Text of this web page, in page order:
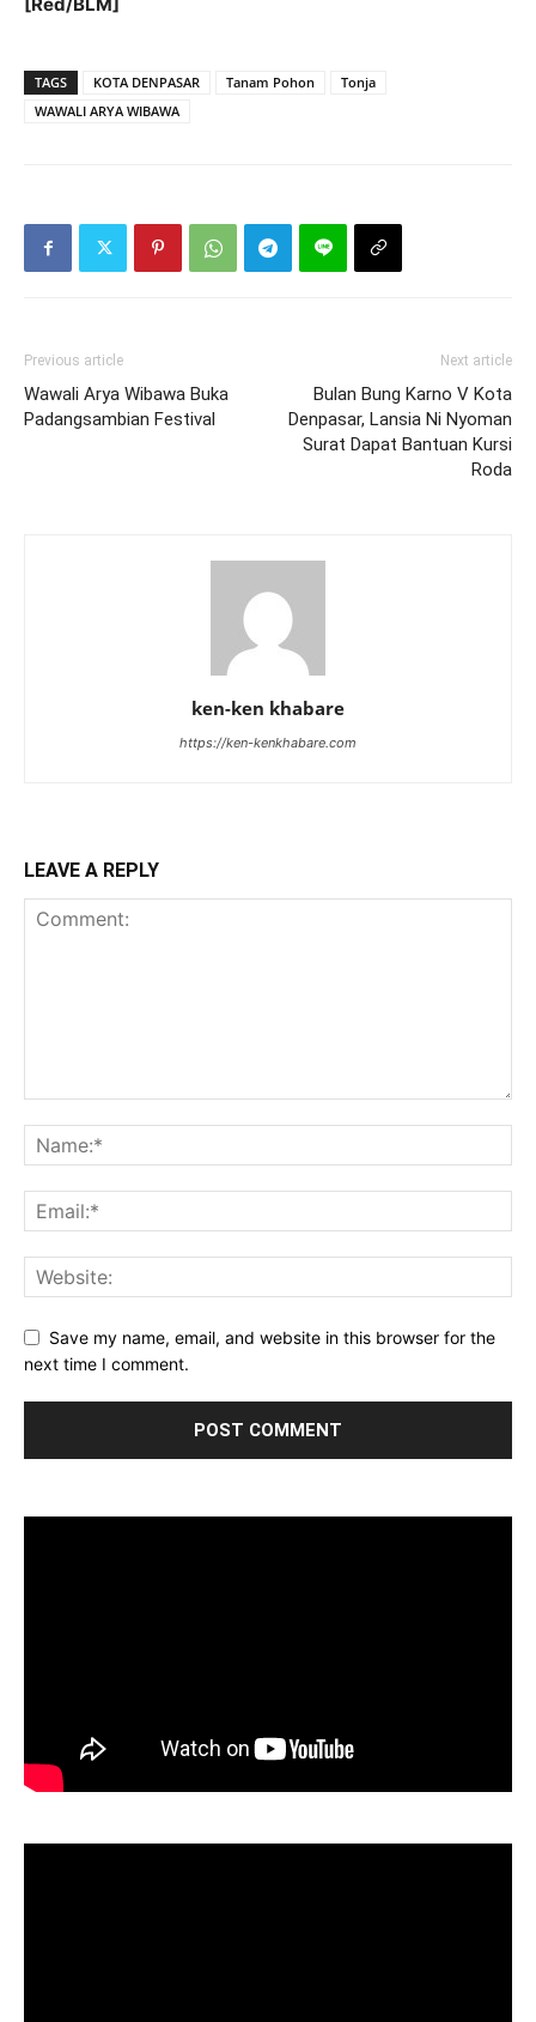
TAGS KOTA DENPASAR Tanam Pohon
Tonja
WAWALI ARYA WIBAWA
Previous article
Wawali Arya Wibawa Buka
Padangsambian Festival
Next article
Bulan Bung Karno V Kota
Denpasar, Lansia Ni Nyoman
Surat Dapat Bantuan Kursi
Roda
ken-ken khabare
https://ken-kenkhabare.com
LEAVE A REPLY
Save my name, email, and website in this browser for the
next time I comment.